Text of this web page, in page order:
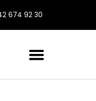
674 92 30